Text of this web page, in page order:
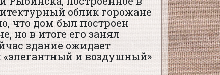
облик горожане
что дом был построен
в итоге его занял
здание ожидает
«элегантный и воздушный»